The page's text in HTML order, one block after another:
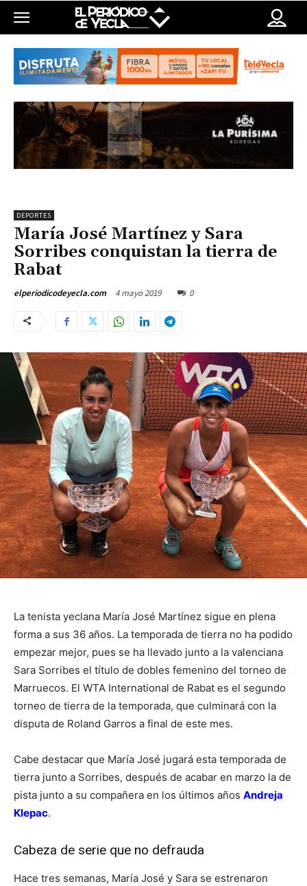
DEPORTES
María José Martínez y Sara
Sorribes conquistan la tierra de
Rabat
elperiodicodeyecla.com 4 mayo 2019 0
La tenista yeclana María José Martínez sigue en plena
forma a sus 36 años. La temporada de tierra no ha podido
empezar mejor, pues se ha llevado junto a la valenciana
Sara Sorribes el título de dobles femenino del torneo de
Marruecos. El WTA International de Rabat es el segundo
torneo de tierra de la temporada, que culminará con la
disputa de Roland Garros a final de este mes.
Cabe destacar que María José jugará esta temporada de
tierra junto a Sorribes, después de acabar en marzo la de
pista junto a su compañera en los últimos años Andreja
Klepac.
Cabeza de serie que no defrauda
Hace tres semanas, María José y Sara se estrenaron